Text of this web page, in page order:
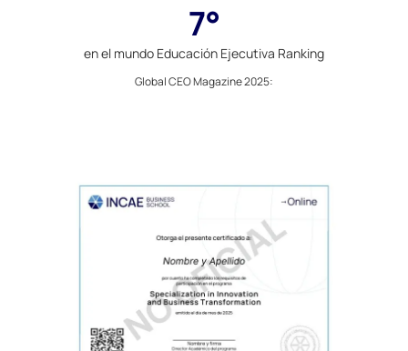
7°
en el mundo Educación Ejecutiva Ranking
Global CEO Magazine 2025: